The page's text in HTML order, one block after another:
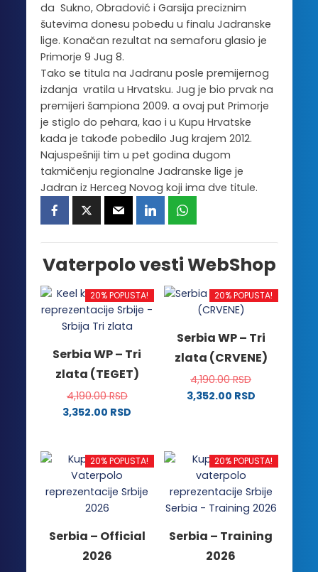
da Sukno, Obradović i Garsija preciznim
šutevima donesu pobedu u finalu Jadranske
lige. Konačan rezultat na semaforu glasio je
Primorje 9 Jug 8.
Tako se titula na Jadranu posle premijernog
izdanja vratila u Hrvatsku. Jug je bio prvak na
premijeri šampiona 2009. a ovaj put Primorje
je stiglo do pehara, kao i u Kupu Hrvatske
kada je takođe pobedilo Jug krajem 2012.
Najuspešniji tim u pet godina dugom
takmičenju regionalne Jadranske lige je
Jadran iz Herceg Novog koji ima dve titule.
Vaterpolo vesti WebShop
20% POPUSTA!
Serbia WP – Tri
zlata (TEGET)
4,190.00RSD
3,352.00 RSD
ima
više
varijanti.
Opcije
biti
izabrane
20% POPUSTA!
Serbia WP – Tri
zlata (CRVENE)
4,190.00RSD
3,352.00 RSD
više
varijanti.
Opcije
mogu
izabrane
na
20% POPUSTA!
Serbia – Official
2026
20% POPUSTA!
Serbia – Training
2026